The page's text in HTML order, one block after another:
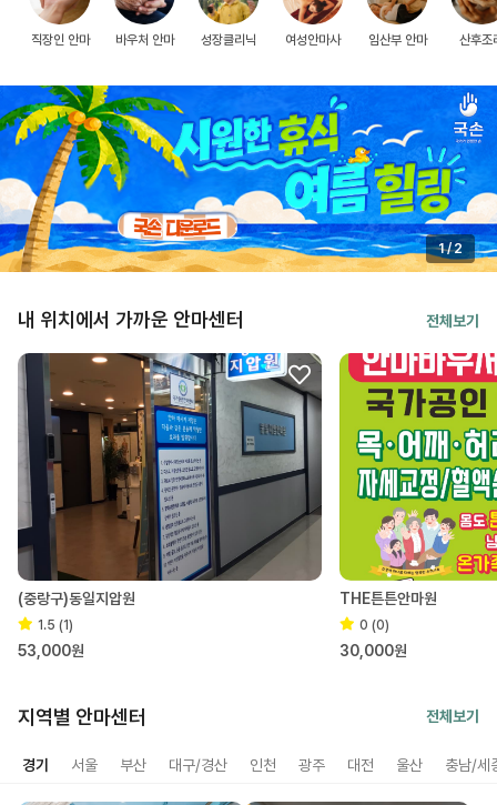
직장인 안마 바우처 안마 성장클리닉 여성안마사 임산부 안마 산후조
1/2
내 위치에서 가까운 안마센터 전체보기
(중랑구)동일지압원
1.5 (1)
53,000원
THE튼튼안마원
0 (0)
30,000원
지역별 안마센터 전체보기
경기 서울 부산 대구/경산 인천 광주 대전 울산 충남/세